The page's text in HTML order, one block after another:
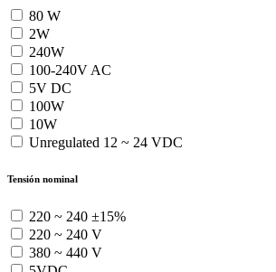
80 W
2W
240W
100-240V AC
5V DC
100W
10W
Unregulated 12 ~ 24 VDC
Tensión nominal
220 ~ 240 ±15%
220 ~ 240 V
380 ~ 440 V